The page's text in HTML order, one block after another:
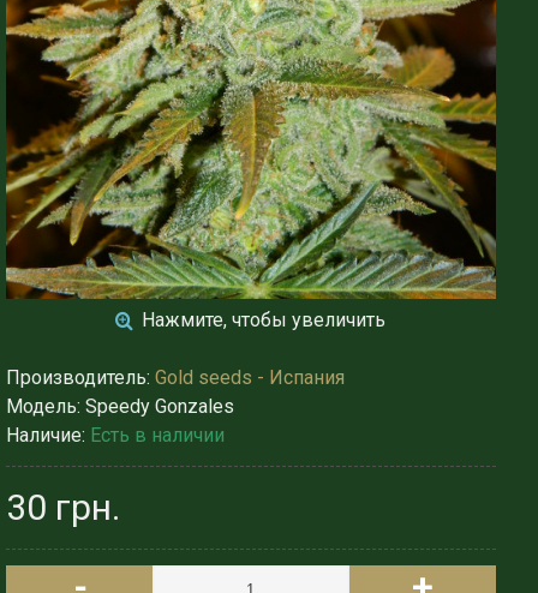
Нажмите, чтобы увеличить
Производитель: Gold seeds - Испания
Модель: Speedy Gonzales
Наличие: Есть в наличии
30 грн.